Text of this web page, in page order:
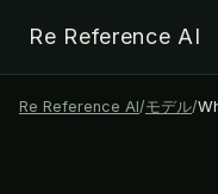
Re Reference AI
Re Reference AI/モデル/